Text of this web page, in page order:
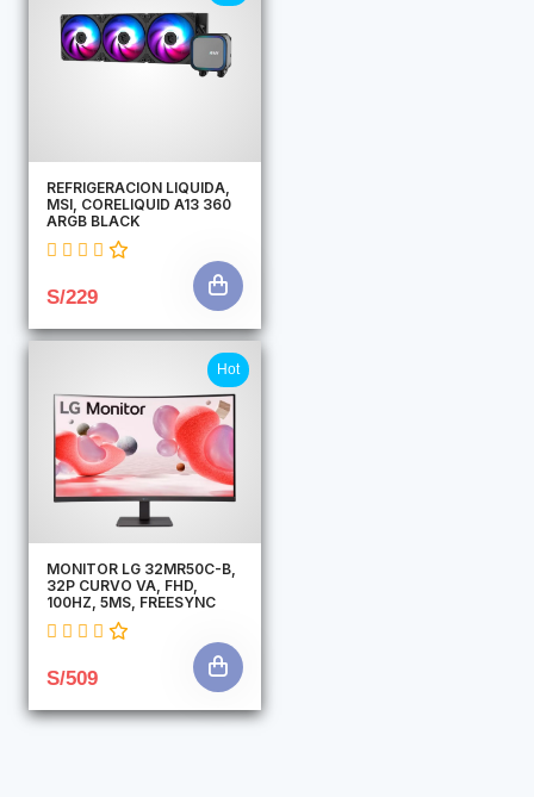
REFRIGERACION LIQUIDA,
MSI, CORELIQUID A13 360
ARGB BLACK
S/229
Hot
MONITOR LG 32MR50C-B,
32P CURVO VA, FHD,
100HZ, 5MS, FREESYNC
S/509